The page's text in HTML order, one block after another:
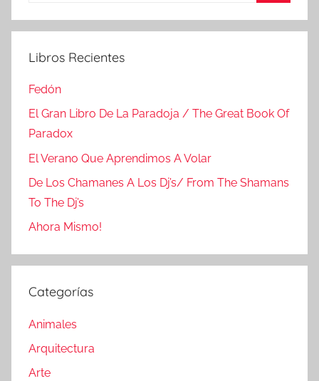
Libros Recientes
Fedón
El Gran Libro De La Paradoja / The Great Book Of
Paradox
El Verano Que Aprendimos A Volar
De Los Chamanes A Los Dj’s/ From The Shamans
To The Dj’s
Ahora Mismo!
Categorías
Animales
Arquitectura
Arte